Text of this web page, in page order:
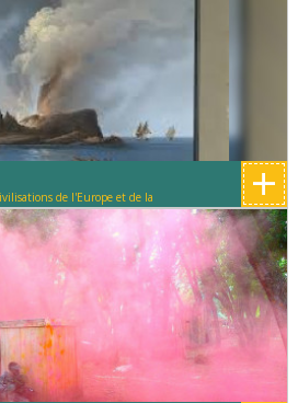
de l'Europe et de la
+